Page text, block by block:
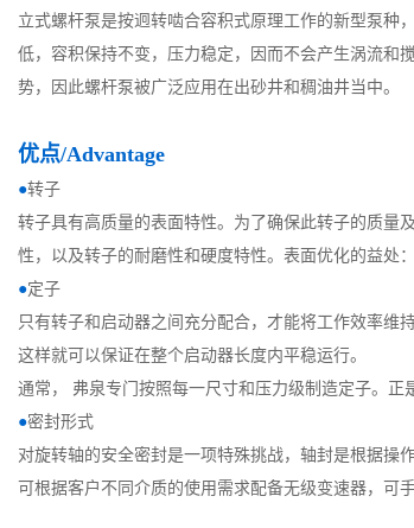
立式螺杆泵是按迥转啮合容积式原理工作的新型泵种
低，容积保持不变，压力稳定，因而不会产生涡流和
势，因此螺杆泵被广泛应用在出砂井和稠油井当中。
优点/Advantage
●转子
转子具有高质量的表面特性。为了确保此转子的质量
性，以及转子的耐磨性和硬度特性。表面优化的益处
●定子
只有转子和启动器之间充分配合，才能将工作效率维
这样就可以保证在整个启动器长度内平稳运行。
通常， 弗泉专门按照每一尺寸和压力级制造定子。正
●密封形式
对旋转轴的安全密封是一项特殊挑战，轴封是根据操
可根据客户不同介质的使用需求配备无级变速器，可